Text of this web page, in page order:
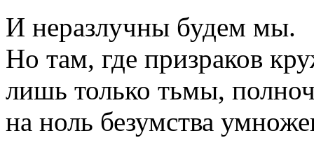
И неразлучны будем мы.
Но там, где призраков
лишь только тьмы,
на ноль безумства